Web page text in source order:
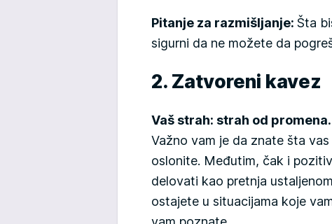
Pitanje za razmišljanje: Šta
sigurni da ne možete da
2. Zatvoreni kavez
Vaš strah: strah od promena.
Važno vam je da znate šta
oslonite. Međutim, čak i
delovati kao pretnja
ostajete u situacijama koje